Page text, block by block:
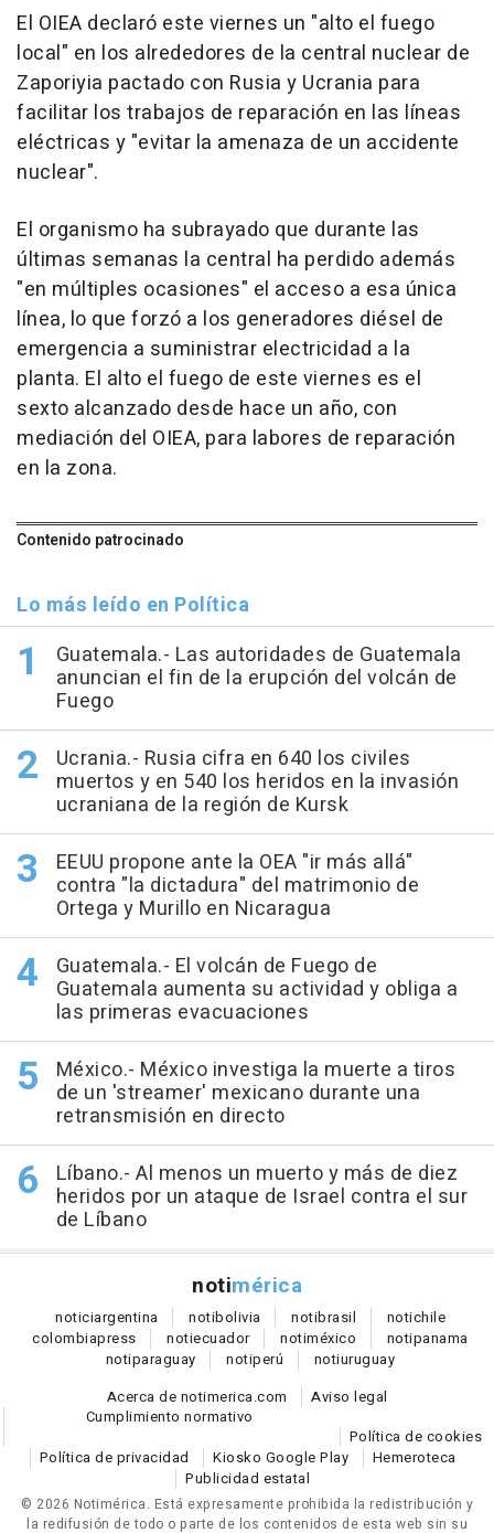
El OIEA declaró este viernes un "alto el fuego
local" en los alrededores de la central nuclear de
Zaporiyia pactado con Rusia y Ucrania para
facilitar los trabajos de reparación en las líneas
eléctricas y "evitar la amenaza de un accidente
nuclear".
El organismo ha subrayado que durante las
últimas semanas la central ha perdido además
"en múltiples ocasiones" el acceso a esa única
línea, lo que forzó a los generadores diésel de
emergencia a suministrar electricidad a la
planta. El alto el fuego de este viernes es el
sexto alcanzado desde hace un año, con
mediación del OIEA, para labores de reparación
en la zona.
Contenido patrocinado
Lo más leído en Política
Guatemala.- Las autoridades de Guatemala
anuncian el fin de la erupción del volcán de
Fuego
Ucrania.- Rusia cifra en 640 los civiles
muertos y en 540 los heridos en la invasión
ucraniana de la región de Kursk
EEUU propone ante la OEA "ir más allá"
contra "la dictadura" del matrimonio de
Ortega y Murillo en Nicaragua
Guatemala.- El volcán de Fuego de
Guatemala aumenta su actividad y obliga a
las primeras evacuaciones
México.- México investiga la muerte a tiros
de un 'streamer' mexicano durante una
retransmisión en directo
Líbano.- Al menos un muerto y más de diez
heridos por un ataque de Israel contra el sur
de Líbano
notimérica
noticiargentina notibolivia notibrasil notichile
colombiapress notiecuador notiméxico notipanama
notiparaguay notiperú notiuruguay
Acerca de notimerica.com
Aviso legal
Cumplimiento normativo
Política de cookies
Política de privacidad
Kiosko Google Play
Hemeroteca
Publicidad estatal
© 2026 Notimérica. Está expresamente prohibida la redistribución y
la redifusión de todo o parte de los contenidos de esta web sin su